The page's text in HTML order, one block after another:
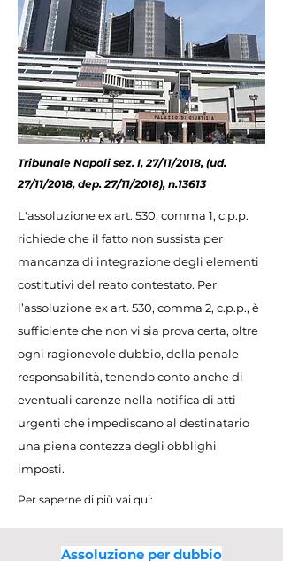
Tribunale Napoli sez. I, 27/11/2018, (ud.
27/11/2018, dep. 27/11/2018), n.13613
L'assoluzione ex art. 530, comma 1, c.p.p.
richiede che il fatto non sussista per
mancanza di integrazione degli elementi
costitutivi del reato contestato. Per
l’assoluzione ex art. 530, comma 2, c.p.p., è
sufficiente che non vi sia prova certa, oltre
ogni ragionevole dubbio, della penale
responsabilità, tenendo conto anche di
eventuali carenze nella notifica di atti
urgenti che impediscano al destinatario
una piena contezza degli obblighi
imposti.
Per saperne di più vai qui:
Assoluzione per dubbio